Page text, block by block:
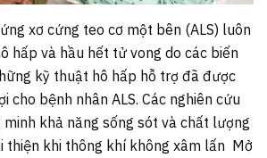
xơ cứng teo cơ một bên (ALS) luôn
hấp và hầu hết tử vong do các biến
kỹ thuật hô hấp hỗ trợ đã được
cho bệnh nhân ALS. Các nghiên cứu
khả năng sống sót và chất lượng
thiện khi thông khí không xâm lấn Mở